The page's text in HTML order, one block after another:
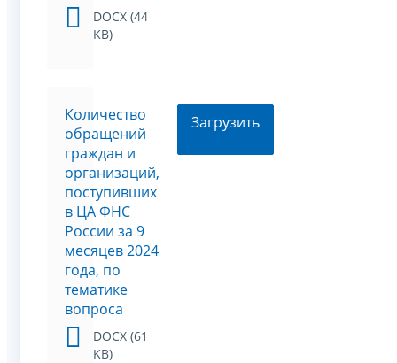
DOCX (44
KB)
Количество
обращений
граждан и
организаций,
поступивших
в ЦА ФНС
России за 9
месяцев 2024
года, по
тематике
вопроса
DOCX (61
KB)
Загрузить